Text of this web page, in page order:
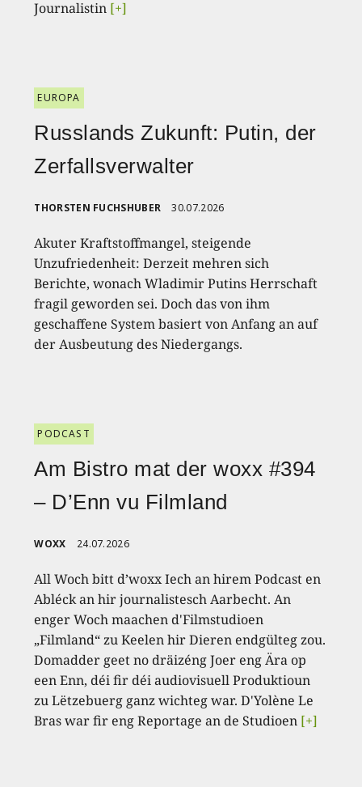
Journalistin [+]
EUROPA
Russlands Zukunft: Putin, der
Zerfallsverwalter
THORSTEN FUCHSHUBER 30.07.2026
Akuter Kraftstoffmangel, steigende
Unzufriedenheit: Derzeit mehren sich
Berichte, wonach Wladimir Putins Herrschaft
fragil geworden sei. Doch das von ihm
geschaffene System basiert von Anfang an auf
der Ausbeutung des Niedergangs.
PODCAST
Am Bistro mat der woxx #394
– D’Enn vu Filmland
WOXX 24.07.2026
All Woch bitt d’woxx Iech an hirem Podcast en
Abléck an hir journalistesch Aarbecht. An
enger Woch maachen d'Filmstudioen
„Filmland“ zu Keelen hir Dieren endgülteg zou.
Domadder geet no dräizéng Joer eng Ära op
een Enn, déi fir déi audiovisuell Produktioun
zu Lëtzebuerg ganz wichteg war. D'Yolène Le
Bras war fir eng Reportage an de Studioen [+]